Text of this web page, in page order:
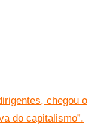
chegou o
do capitalismo”.